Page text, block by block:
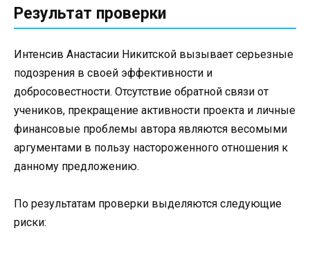
Результат проверки
Интенсив Анастасии Никитской вызывает серьезные
подозрения в своей эффективности и
добросовестности. Отсутствие обратной связи от
учеников, прекращение активности проекта и личные
финансовые проблемы автора являются весомыми
аргументами в пользу настороженного отношения к
данному предложению.
По результатам проверки выделяются следующие
риски: